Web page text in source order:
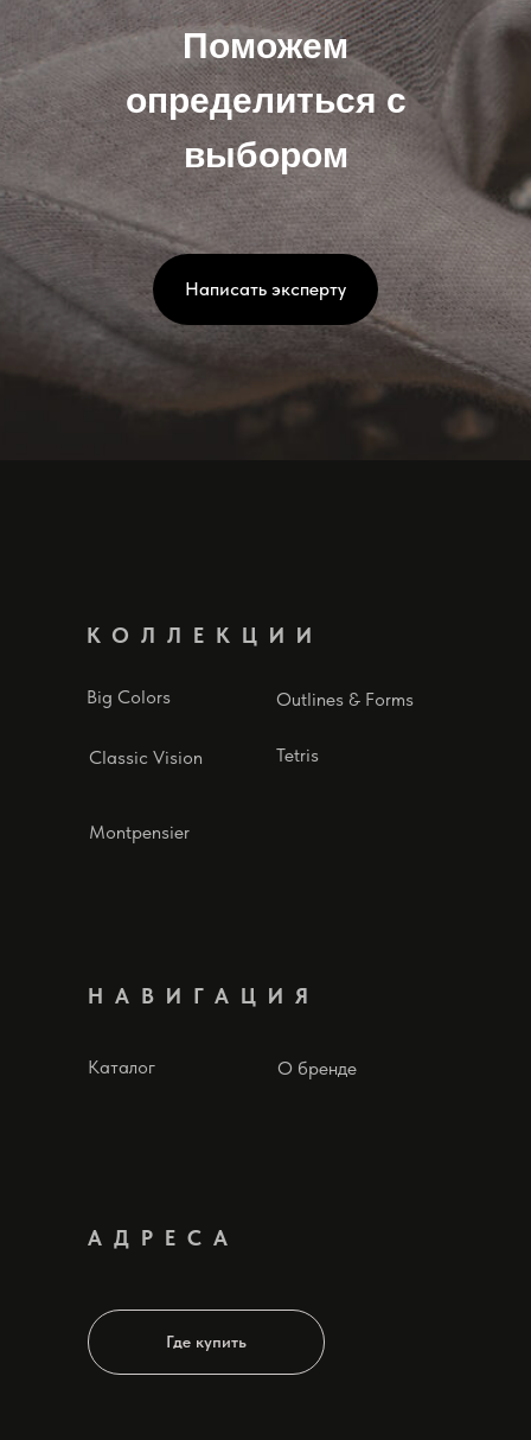
Поможем
определиться с
выбором
Написать эксперту
О бренде
Каталог
Outlines & Forms
Montpensier
Classic Vision
АДРЕСА
НАВИГАЦИЯ
КОЛЛЕКЦИИ
Big Colors
Tetris
Где купить